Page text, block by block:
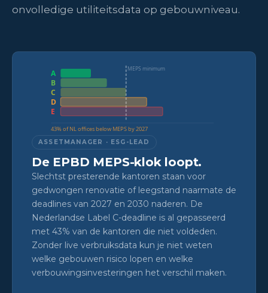
onvolledige utiliteitsdata op gebouwniveau.
A
B
C
D
E
MEPS minimum
43% of NL offices below MEPS by 2027
ASSETMANAGER · ESG-LEAD
De EPBD MEPS-klok loopt.
Slechtst presterende kantoren staan voor
gedwongen renovatie of leegstand naarmate de
deadlines van 2027 en 2030 naderen. De
Nederlandse Label C-deadline is al gepasseerd
met 43% van de kantoren die niet voldeden.
Zonder live verbruiksdata kun je niet weten
welke gebouwen risico lopen en welke
verbouwingsinvesteringen het verschil maken.